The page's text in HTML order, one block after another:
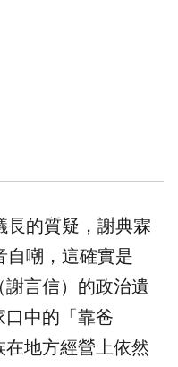
長的質疑，謝典霖
自嘲，這確實是
謝言信）的政治遺
口中的「靠爸
地方經營上依然